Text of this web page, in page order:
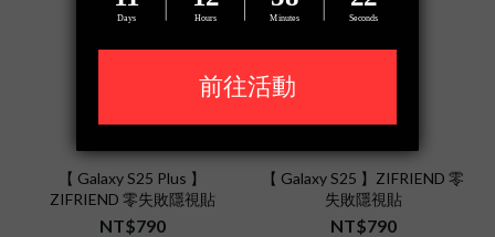
【 Galaxy S25 Plus 】
ZIFRIEND 零失敗隱視貼
NT$790
【 Galaxy S25 】ZIFRIEND 零
失敗隱視貼
NT$790